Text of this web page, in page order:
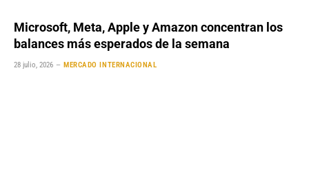
Microsoft, Meta, Apple y Amazon concentran los
balances más esperados de la semana
28 julio, 2026 MERCADO INTERNACIONAL